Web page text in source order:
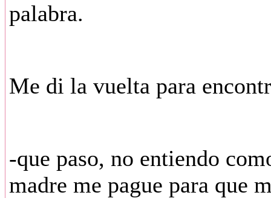
palabra.
Me di la vuelta para
-que paso, no entiendo
madre me pague para que